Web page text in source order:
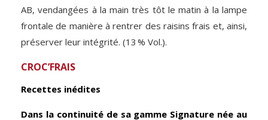
AB, vendangées à la main très tôt le matin à la lampe
frontale de manière à rentrer des raisins frais et, ainsi,
préserver leur intégrité. (13 % Vol.).
CROC’FRAIS
Recettes inédites
Dans la continuité de sa gamme Signature née au